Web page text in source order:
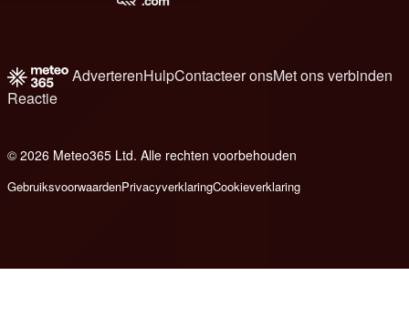
AdverterenHulpContacteer onsMet ons verbinden
Reactie
© 2026 Meteo365 Ltd. Alle rechten voorbehouden
GebruiksvoorwaardenPrivacyverklaringCookieverklaring